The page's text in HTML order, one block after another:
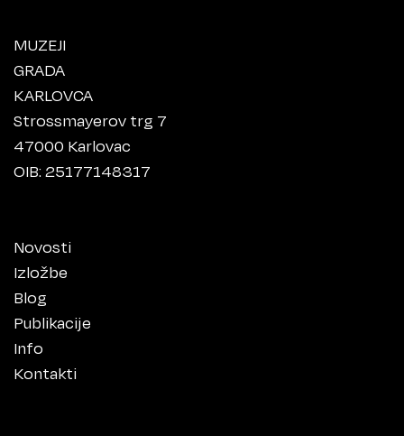
MUZEJI
GRADA
KARLOVCA
Strossmayerov trg 7
47000 Karlovac
OIB: 25177148317
Novosti
Izložbe
Blog
Publikacije
Info
Kontakti